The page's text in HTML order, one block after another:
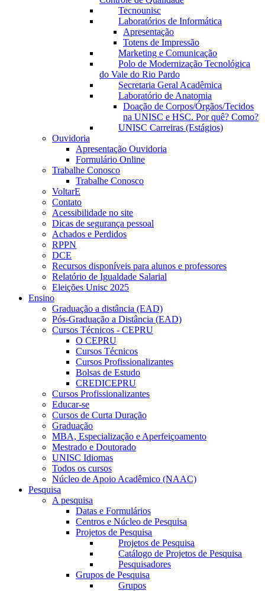
Tecnounisc
Laboratórios de Informática
Apresentação
Totens de Impressão
Marketing e Comunicação
Polo de Modernização Tecnológica
do Vale do Rio Pardo
Secretaria Geral Acadêmica
Laboratório de Anatomia
Doação de Corpos/Órgãos/Tecidos
na UNISC e HSC. Por quê? Como?
UNISC Carreiras (Estágios)
Ouvidoria
Apresentação Ouvidoria
Formulário Online
Trabalhe Conosco
Trabalhe Conosco
VoltarE
Contato
Acessibilidade no site
Dicas de segurança pessoal
Achados e Perdidos
RPPN
DCE
Recursos disponíveis para alunos e professores
Relatório de Igualdade Salarial
Eleições Unisc 2025
Ensino
Graduação a distância (EAD)
Pós-Graduação a Distância (EAD)
Cursos Técnicos - CEPRU
O CEPRU
Cursos Técnicos
Cursos Profissionalizantes
Bolsas de Estudo
CREDICEPRU
Cursos Profissionalizantes
Educar-se
Cursos de Curta Duração
Graduação
MBA, Especialização e Aperfeiçoamento
Mestrado e Doutorado
UNISC Idiomas
Todos os cursos
Núcleo de Apoio Acadêmico (NAAC)
Pesquisa
A pesquisa
Datas e Formulários
Centros e Núcleo de Pesquisa
Projetos de Pesquisa
Projetos de Pesquisa
Catálogo de Projetos de Pesquisa
Pesquisadores
Grupos de Pesquisa
Grupos